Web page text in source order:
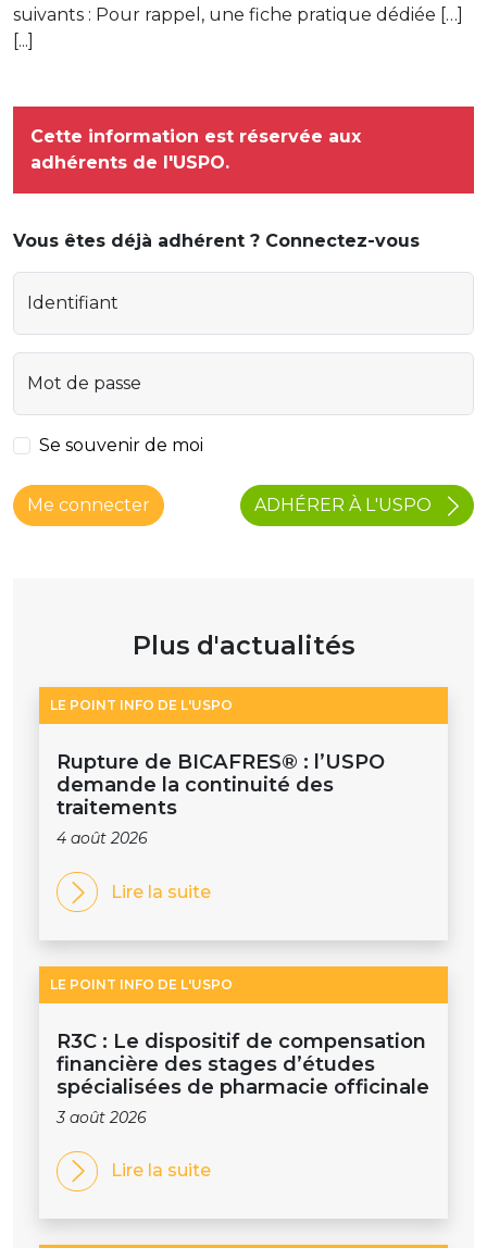
suivants : Pour rappel, une fiche pratique dédiée […]
[...]
Cette information est réservée aux
adhérents de l'USPO.
Vous êtes déjà adhérent ? Connectez-vous
Identifiant
Mot de passe
Se souvenir de moi
Me connecter ADHÉRER À L'USPO
Plus d'actualités
LE POINT INFO DE L'USPO
Rupture de BICAFRES® : l’USPO
demande la continuité des
traitements
4 août 2026
Lire la suite
LE POINT INFO DE L'USPO
R3C : Le dispositif de compensation
financière des stages d’études
spécialisées de pharmacie officinale
3 août 2026
Lire la suite